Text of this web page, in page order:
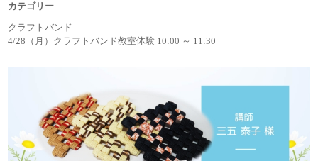
カテゴリー
クラフトバンド
4/28（月）クラフトバンド教室体験 10:00 ～ 11:30